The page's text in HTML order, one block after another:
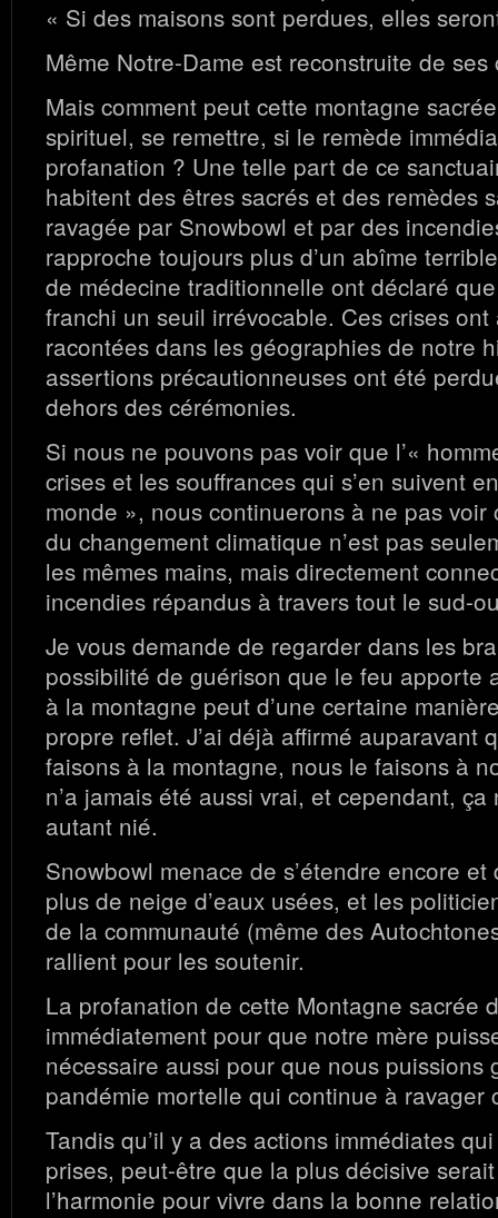
« Si des maisons sont perdues, elles
Même Notre-Dame est reconstruite de ses
Mais comment peut cette montagne
spirituel, se remettre, si le remède
profanation ? Une telle part de ce
habitent des êtres sacrés et des remèdes
ravagée par Snowbowl et par des
rapproche toujours plus d’un abîme
de médecine traditionnelle ont déclaré
franchi un seuil irrévocable. Ces crises ont
racontées dans les géographies de notre
assertions précautionneuses ont été
dehors des cérémonies.
Si nous ne pouvons pas voir que l’«
crises et les souffrances qui s’en suivent
monde », nous continuerons à ne pas voir
du changement climatique n’est pas
les mêmes mains, mais directement
incendies répandus à travers tout le sud-
Je vous demande de regarder dans les
possibilité de guérison que le feu apporte
à la montagne peut d’une certaine
propre reflet. J’ai déjà affirmé auparavant
faisons à la montagne, nous le faisons à
n’a jamais été aussi vrai, et cependant, ça
autant nié.
Snowbowl menace de s’étendre encore
plus de neige d’eaux usées, et les
de la communauté (même des
rallient pour les soutenir.
La profanation de cette Montagne sacrée
immédiatement pour que notre mère
nécessaire aussi pour que nous puissions
pandémie mortelle qui continue à ravager
Tandis qu’il y a des actions immédiates
prises, peut-être que la plus décisive
l’harmonie pour vivre dans la bonne